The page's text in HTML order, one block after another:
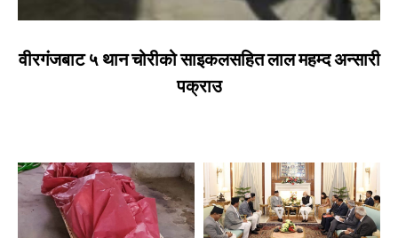
वीरगंजबाट ५ थान चोरीको साइकलसहित लाल महम्द अन्सारी
पक्राउ